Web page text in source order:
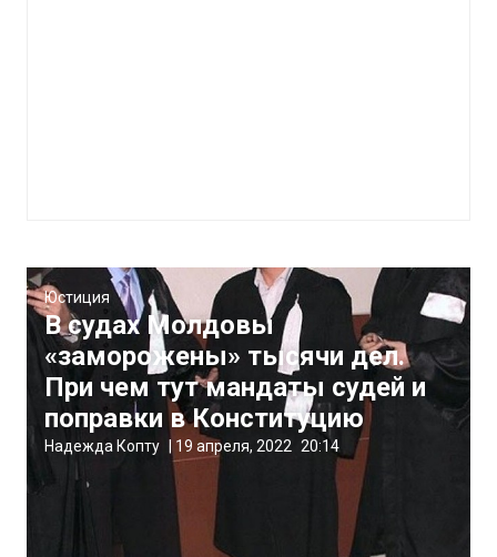
Юстиция
В судах Молдовы
«заморожены» тысячи дел.
При чем тут мандаты судей и
поправки в Конституцию
Надежда Копту | 19 апреля, 2022 20:14